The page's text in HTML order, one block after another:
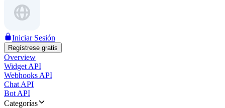
Iniciar Sesión
Regístrese gratis
Overview
Widget API
Webhooks API
Chat API
Bot API
Categorías